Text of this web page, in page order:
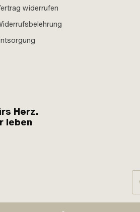
widerrufen
Herz.
leben